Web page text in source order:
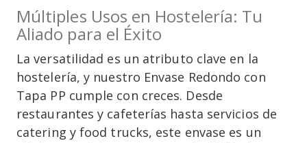
Múltiples Usos en Hostelería: Tu
Aliado para el Éxito
La versatilidad es un atributo clave en la
hostelería, y nuestro Envase Redondo con
Tapa PP cumple con creces. Desde
restaurantes y cafeterías hasta servicios de
catering y food trucks, este envase es un